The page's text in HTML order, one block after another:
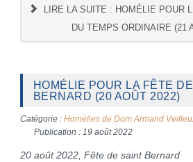
LIRE LA SUITE : HOMÉLIE POUR
DU TEMPS ORDINAIRE (21
HOMÉLIE POUR LA FÊTE
BERNARD (20 AOÛT 2022)
Catégorie : Homélies de Dom Armand
Publication : 19 août 2022
20 août 2022, Fête de saint Bernard